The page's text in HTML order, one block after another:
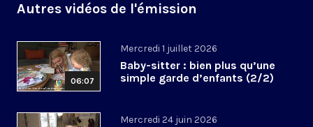
Autres vidéos de l'émission
06:07
Mercredi 1 juillet 2026
Baby-sitter : bien plus qu’une
simple garde d’enfants (2/2)
Mercredi 24 juin 2026